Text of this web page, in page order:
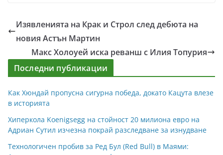
Изявленията на Крак и Строл след дебюта на
новия Астън Мартин
Макс Холоуей иска реванш с Илия Топурия
Последни публикации
Как Хюндай пропусна сигурна победа, докато Кацута влезе
в историята
Хиперкола Koenigsegg на стойност 20 милиона евро на
Адриан Сутил изчезна покрай разследване за изнудване
Технологичен пробив за Ред Бул (Red Bull) в Маями: